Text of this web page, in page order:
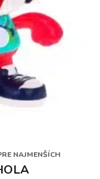
NAJMENŠÍCH